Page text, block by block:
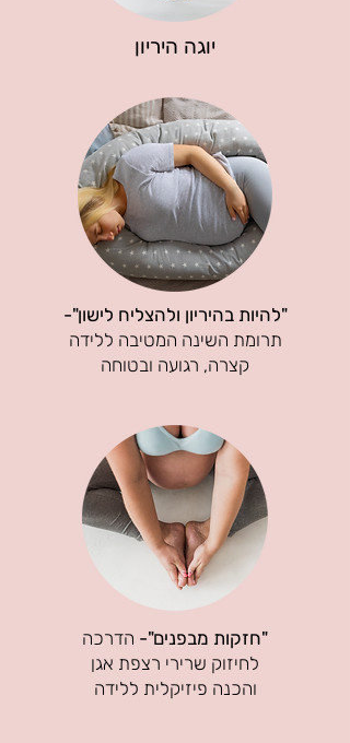
יוגה היריון
"להיות בהיריון ולהצליח לישון"-
תרומת השינה המטיבה ללידה
קצרה, רגועה ובטוחה
"חזקות מבפנים"- הדרכה
לחיזוק שרירי רצפת אגן
והכנה פיזיקלית ללידה